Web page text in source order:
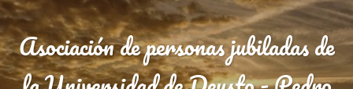
Asociación de personas jubiladas de